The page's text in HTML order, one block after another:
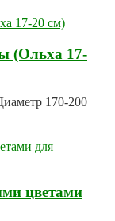
(Ольха 17-
170-200
цветами